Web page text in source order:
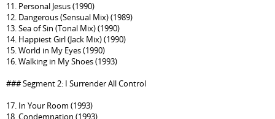
11. Personal Jesus (1990)
12. Dangerous (Sensual Mix) (1989)
13. Sea of Sin (Tonal Mix) (1990)
14. Happiest Girl (Jack Mix) (1990)
15. World in My Eyes (1990)
16. Walking in My Shoes (1993)
### Segment 2: I Surrender All Control
17. In Your Room (1993)
18. Condemnation (1993)